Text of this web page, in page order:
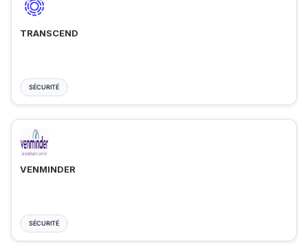
TRANSCEND
SÉCURITÉ
VENMINDER
SÉCURITÉ